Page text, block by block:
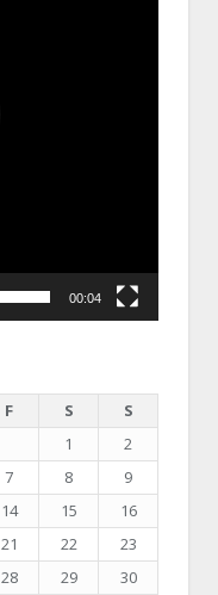
00:04
F S
S
1
2
7 8
9
14 15
16
21 22
23
28 29
30